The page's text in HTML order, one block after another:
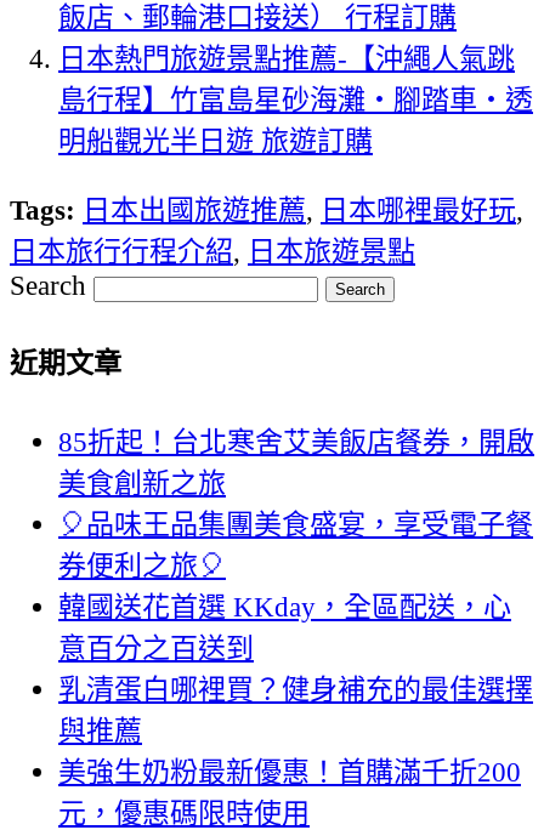
飯店、郵輪港口接送） 行程訂購
日本熱門旅遊景點推薦-【沖繩人氣跳
島行程】竹富島星砂海灘・腳踏車・透
明船觀光半日遊 旅遊訂購
Tags: 日本出國旅遊推薦, 日本哪裡最好玩,
日本旅行行程介紹, 日本旅遊景點
Search
近期文章
85折起！台北寒舍艾美飯店餐券，開啟
美食創新之旅
🎈品味王品集團美食盛宴，享受電子餐
券便利之旅🎈
韓國送花首選 KKday，全區配送，心
意百分之百送到
乳清蛋白哪裡買？健身補充的最佳選擇
與推薦
美強生奶粉最新優惠！首購滿千折200
元，優惠碼限時使用